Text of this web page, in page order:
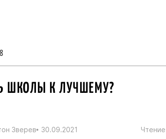
ШКОЛЫ К ЛУЧШЕМУ?
Зверев 30.09.2021